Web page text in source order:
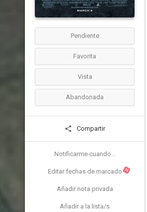
Pendiente
Favorita
Vista
Abandonada
Compartir
Notificarme cuando...
Editar fechas de marcado N
Añadir nota privada
Añadir a la lista/s